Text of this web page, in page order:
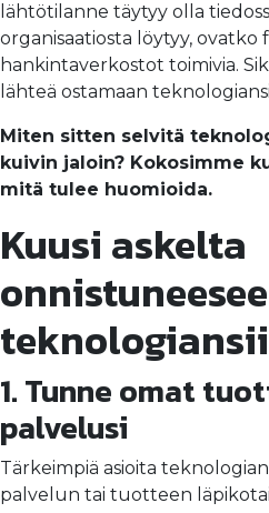
lähtötilanne täytyy olla
organisaatiosta löytyy, ovatko
hankintaverkostot toimivia.
lähteä ostamaan
Miten sitten selvitä
kuivin jaloin? Kokosimme
mitä tulee huomioida.
Kuusi askelta
1. Tunne omat
palvelusi
Tärkeimpiä asioita
palvelun tai tuotteen